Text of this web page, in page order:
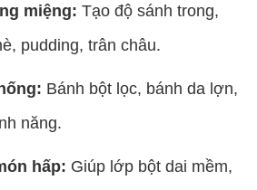
miệng: Tạo độ sánh trong,
pudding, trân châu.
Bánh bột lọc, bánh da lợn,
năng.
hấp: Giúp lớp bột dai mềm,